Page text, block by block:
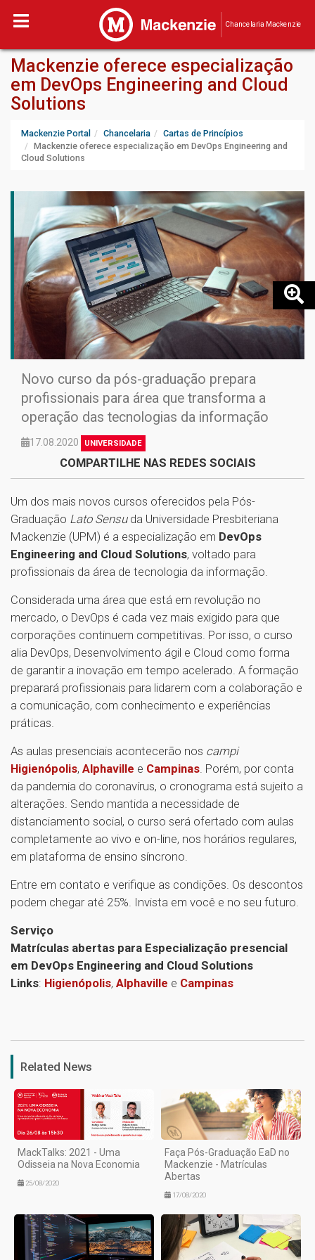
Chancelaria Mackenzie
Mackenzie oferece especialização
em DevOps Engineering and Cloud
Solutions
Mackenzie Portal Chancelaria
Cartas de Princípios
Mackenzie oferece especialização em DevOps Engineering and
Cloud Solutions
Novo curso da pós-graduação prepara
profissionais para área que transforma a
operação das tecnologias da informação
17.08.2020 UNIVERSIDADE
COMPARTILHE NAS REDES SOCIAIS
Um dos mais novos cursos oferecidos pela Pós-
Graduação Lato Sensuda Universidade Presbiteriana
Mackenzie (UPM) é a especialização em DevOps
Engineering and Cloud Solutions, voltado para
profissionais da área de tecnologia da informação.
Considerada uma área que está em revolução no
mercado, o DevOps é cada vez mais exigido para que
corporações continuem competitivas. Por isso, o curso
alia DevOps, Desenvolvimento ágil e Cloud como forma
de garantir a inovação em tempo acelerado. A formação
preparará profissionais para lidarem com a colaboração e
a comunicação, com conhecimento e experiências
práticas.
As aulas presenciais acontecerão nos campi
Higienópolis, Alphaville e Campinas . Porém, por conta
da pandemia do coronavírus, o cronograma está sujeito a
alterações. Sendo mantida a necessidade de
distanciamento social, o curso será ofertado com aulas
completamente ao vivo e on-line, nos horários regulares,
em plataforma de ensino síncrono.
Entre em contato e verifique as condições. Os descontos
podem chegar até 25%. Invista em você e no seu futuro.
Serviço
Matrículas abertas para Especialização presencial
em DevOps Engineering and Cloud Solutions
Links: Higienópolis, Alphaville e Campinas
Related News
MackTalks: 2021 - Uma
Odisseia na Nova Economia
25/08/2020
Faça Pós-Graduação EaD no
Mackenzie - Matrículas
Abertas
17/08/2020